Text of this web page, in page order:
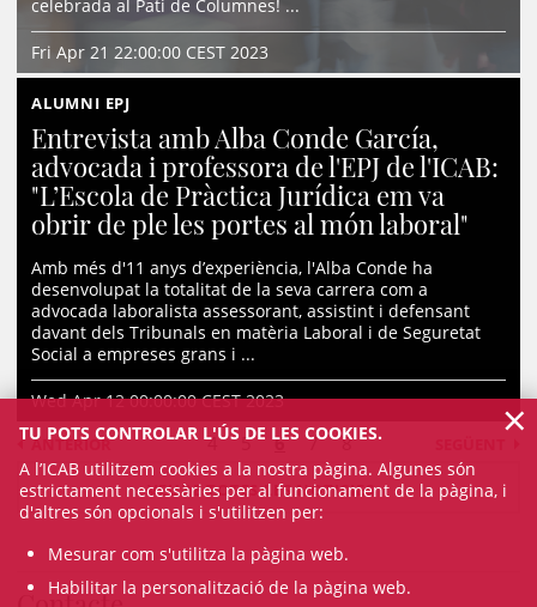
celebrada al Pati de Columnes! ...
Fri Apr 21 22:00:00 CEST 2023
ALUMNI EPJ
Entrevista amb Alba Conde García,
advocada i professora de l'EPJ de l'ICAB:
"L’Escola de Pràctica Jurídica em va
obrir de ple les portes al món laboral"
Amb més d'11 anys d’experiència, l'Alba Conde ha
desenvolupat la totalitat de la seva carrera com a
advocada laboralista assessorant, assistint i defensant
davant dels Tribunals en matèria Laboral i de Seguretat
Social a empreses grans i ...
Wed Apr 12 00:00:00 CEST 2023
ANTERIOR 4 5 6 7 8
VEURE TOTES LES NOTICIES
TU POTS CONTROLAR L'ÚS DE LES COOKIES.
A l’ICAB utilitzem cookies a la nostra pàgina. Algunes són
estrictament necessàries per al funcionament de la pàgina, i
d'altres són opcionals i s'utilitzen per:
Mesurar com s'utilitza la pàgina web.
Habilitar la personalització de la pàgina web.
×